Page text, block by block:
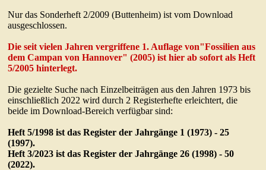
Nur das Sonderheft 2/2009 (Buttenheim) ist vom Download
ausgeschlossen.
Die seit vielen Jahren vergriffene 1. Auflage von"Fossilien aus
dem Campan von Hannover" (2005) ist hier ab sofort als Heft
5/2005 hinterlegt.
Die gezielte Suche nach Einzelbeiträgen aus den Jahren 1973 bis
einschließlich 2022 wird durch 2 Registerhefte erleichtert, die
beide im Download-Bereich verfügbar sind:
Heft 5/1998 ist das Register der Jahrgänge 1 (1973) - 25
(1997).
Heft 3/2023 ist das Register der Jahrgänge 26 (1998) - 50
(2022).